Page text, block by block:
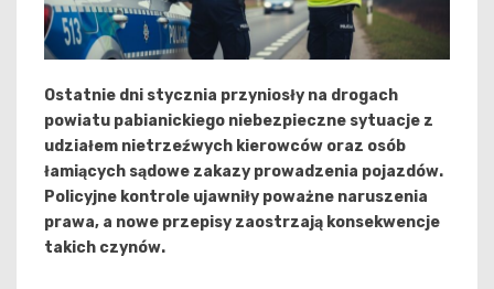
Ostatnie dni stycznia przyniosły na drogach
powiatu pabianickiego niebezpieczne sytuacje z
udziałem nietrzeźwych kierowców oraz osób
łamiących sądowe zakazy prowadzenia pojazdów.
Policyjne kontrole ujawniły poważne naruszenia
prawa, a nowe przepisy zaostrzają konsekwencje
takich czynów.